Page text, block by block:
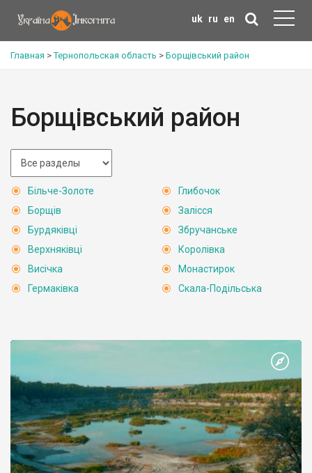
uk ru en
Главная >Тернопольская область > Борщівський район
Борщівський район
Більче-Золоте
Борщів
Бурдяківці
Верхняківці
Висічка
Гермаківка
Глибочок
Залісся
Збручанське
Королівка
Монастирок
Скала-Подільська